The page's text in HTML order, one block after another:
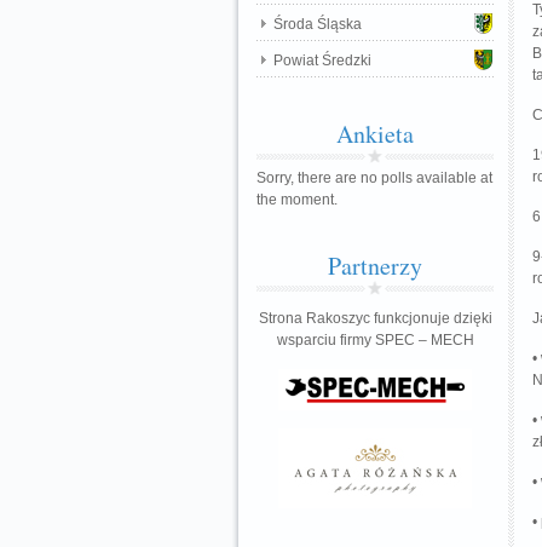
Środa Śląska
Powiat Średzki
Ankieta
Sorry, there are no polls available at
the moment.
Partnerzy
Strona Rakoszyc funkcjonuje dzięki
wsparciu firmy SPEC – MECH